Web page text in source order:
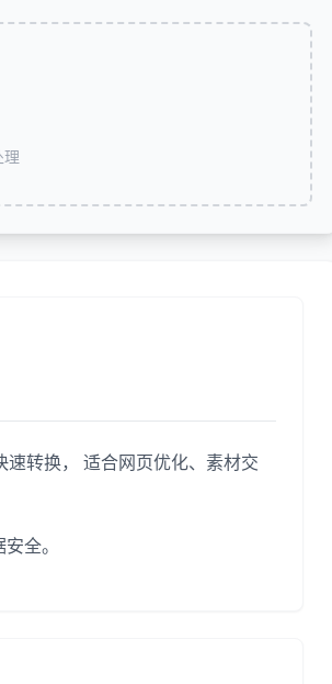
理
速转换， 适合网页优化、素材交
全。